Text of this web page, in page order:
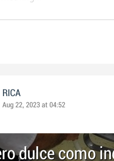
RICA
Aug 22, 2023 at 04:52
dulce como